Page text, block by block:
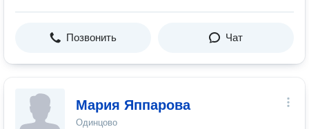
Позвонить Чат
Мария Яппарова
Одинцово